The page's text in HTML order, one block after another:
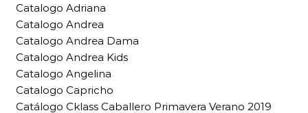
Catalogo Adriana
Catalogo Andrea
Catalogo Andrea Dama
Catalogo Andrea Kids
Catalogo Angelina
Catalogo Capricho
Catálogo Cklass Caballero Primavera Verano 2019